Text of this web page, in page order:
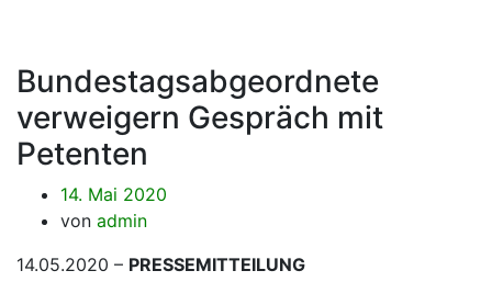
Bundestagsabgeordnete
verweigern Gespräch mit
Petenten
14. Mai 2020
von admin
14.05.2020 – PRESSEMITTEILUNG